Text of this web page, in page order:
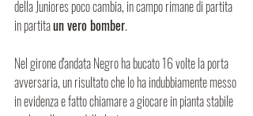
della Juniores poco cambia, in campo rimane di partita
in partita un vero bomber.
Nel girone d'andata Negro ha bucato 16 volte la porta
avversaria, un risultato che lo ha indubbiamente messo
in evidenza e fatto chiamare a giocare in pianta stabile